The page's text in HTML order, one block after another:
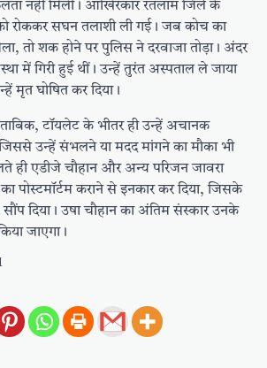
नहीं मिली। आखिरकार रतलाम जिले के
रोककर सघन तलाशी ली गई। जब कोच का
तो शक होने पर पुलिस ने दरवाजा तोड़ा। अंदर
में गिरी हुई थीं। उन्हें तुरंत अस्पताल ले जाया
मृत घोषित कर दिया।
टॉयलेट के भीतर ही उन्हें अचानक
उन्हें संभलने या मदद मांगने का मौका भी
ही एडीजे चौहान और अन्य परिजन जावरा
पोस्टमॉर्टम कराने से इनकार कर दिया, जिसके
दिया। उषा चौहान का अंतिम संस्कार उनके
जाएगा।